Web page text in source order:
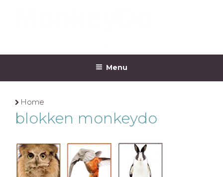
MONKEYDO
Menu
Home
blokken monkeydo